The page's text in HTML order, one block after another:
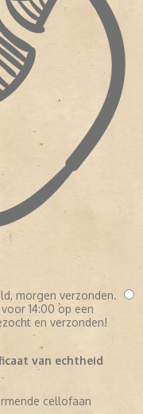
morgen verzonden.
14:00 op een
en verzonden!
van echtheid
cellofaan